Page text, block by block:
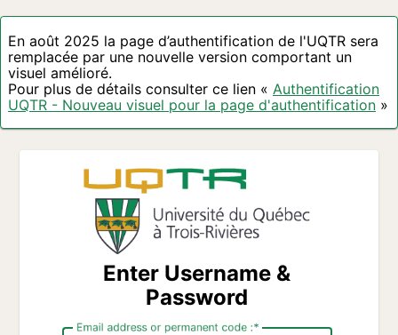
En août 2025 la page d’authentification de l'UQTR sera
remplacée par une nouvelle version comportant un
visuel amélioré.
Pour plus de détails consulter ce lien « Authentification
UQTR - Nouveau visuel pour la page d'authentification »
Enter Username &
Password
Email address or permanent code :